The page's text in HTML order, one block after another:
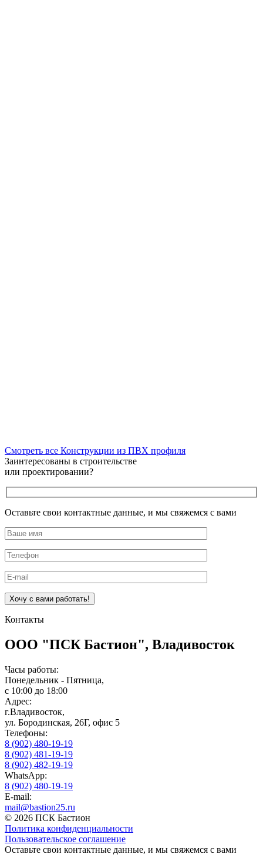
Смотреть все Конструкции из ПВХ профиля
Заинтересованы в строительстве
или проектировании?
Оставьте свои контактные данные, и мы свяжемся с вами
Оставьте это поле пустым.
Контакты
ООО "ПСК Бастион", Владивосток
Часы работы:
Понедельник - Пятница,
с 10:00 до 18:00
Адрес:
г.Владивосток,
ул. Бородинская, 26Г, офис 5
Телефоны:
8 (902) 480-19-19
8 (902) 481-19-19
8 (902) 482-19-19
WhatsApp:
8 (902) 480-19-19
E-mail:
mail@bastion25.ru
© 2026 ПСК Бастион
Политика конфиденциальности
Пользовательское соглашение
Оставьте свои контактные данные, и мы свяжемся с вами